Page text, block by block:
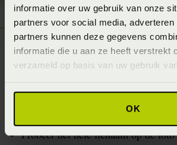
informatie over uw gebruik van onze
partners voor social media,
partners kunnen deze gegevens
informatie die u aan ze heeft verstrekt
verzameld op basis van uw gebruik
OK
Tips voor het maken van
foto:
Maak de foto van ongeveer 1
matras horizontaal zichtbaar is.
Probeer het hele lichaam op de